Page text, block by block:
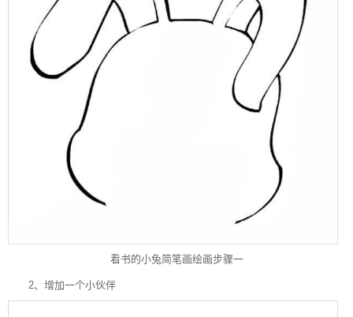
看书的小兔简笔画绘画步骤一
2、增加一个小伙伴